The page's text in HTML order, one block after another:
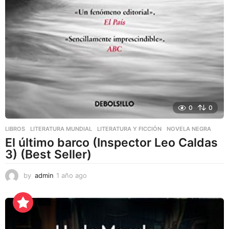
0 0
LIBROS ,LITERATURA MUNDIAL ,LITERATURA Y FICCIÓN NOVELA NEGRA
El último barco (Inspector Leo Caldas
3) (Best Seller)
by admin 1 año ago